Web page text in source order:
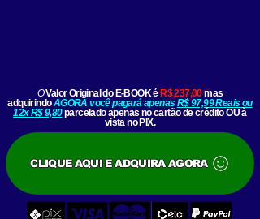
OValor Original do E-BOOK éR$ 237,00mas
adquirindoAGORA você pagará apenasR$ 97,99Reaisou
12x R$ 9,80parcelado apenas no cartão de crédito OU à
vista no PIX.
CLIQUE AQUI E ADQUIRA AGORA